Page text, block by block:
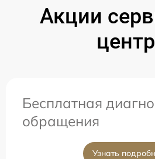
Акции
Бесплатная
обращения
Узнать